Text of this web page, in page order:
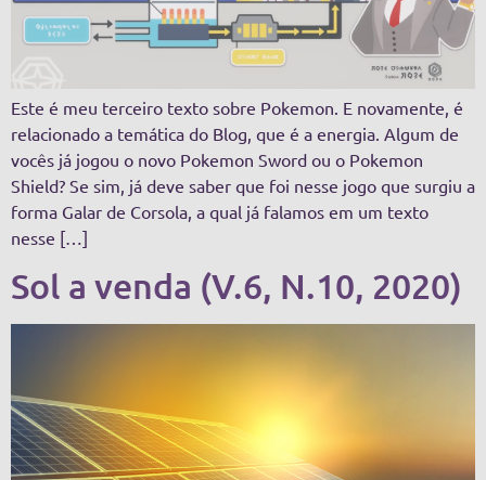
Este é meu terceiro texto sobre Pokemon. E novamente, é
relacionado a temática do Blog, que é a energia. Algum de
vocês já jogou o novo Pokemon Sword ou o Pokemon
Shield? Se sim, já deve saber que foi nesse jogo que surgiu a
forma Galar de Corsola, a qual já falamos em um texto
nesse […]
Sol a venda (V.6, N.10, 2020)